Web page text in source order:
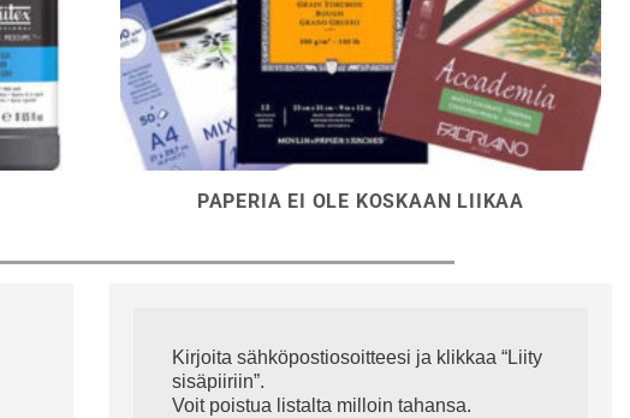
PAPERIA EI OLE KOSKAAN LIIKAA
Kirjoita sähköpostiosoitteesi ja klikkaa “Liity
sisäpiiriin”.
Voit poistua listalta milloin tahansa.